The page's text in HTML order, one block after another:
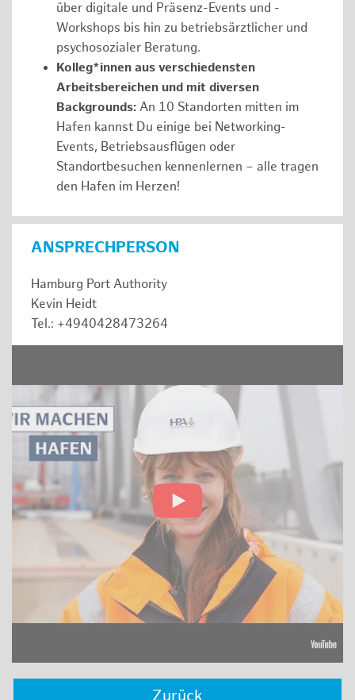
über digitale und Präsenz-Events und -
Workshops bis hin zu betriebsärztlicher und
psychosozialer Beratung.
Kolleg*innen aus verschiedensten
Arbeitsbereichen und mit diversen
Backgrounds: An 10 Standorten mitten im
Hafen kannst Du einige bei Networking-
Events, Betriebsausflügen oder
Standortbesuchen kennenlernen – alle tragen
den Hafen im Herzen!
ANSPRECHPERSON
Hamburg Port Authority
Kevin Heidt
Tel.: +4940428473264
Zurück